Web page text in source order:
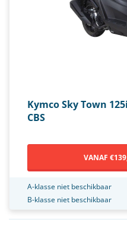
Kymco Sky Town 125i
CBS
VANAF
A-klasse niet beschikbaar
B-klasse niet beschikbaar